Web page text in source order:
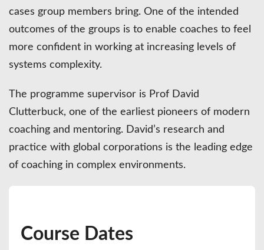
cases group members bring. One of the intended
outcomes of the groups is to enable coaches to feel
more confident in working at increasing levels of
systems complexity.
The programme supervisor is Prof David
Clutterbuck, one of the earliest pioneers of modern
coaching and mentoring. David’s research and
practice with global corporations is the leading edge
of coaching in complex environments.
Course Dates